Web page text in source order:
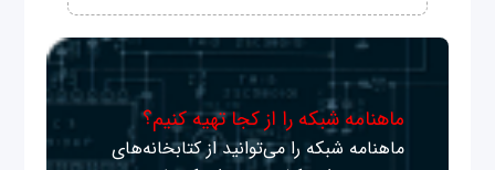
ماهنامه شبکه را از کجا تهیه کنیم؟
ماهنامه شبکه را می‌توانید از کتابخانه‌های